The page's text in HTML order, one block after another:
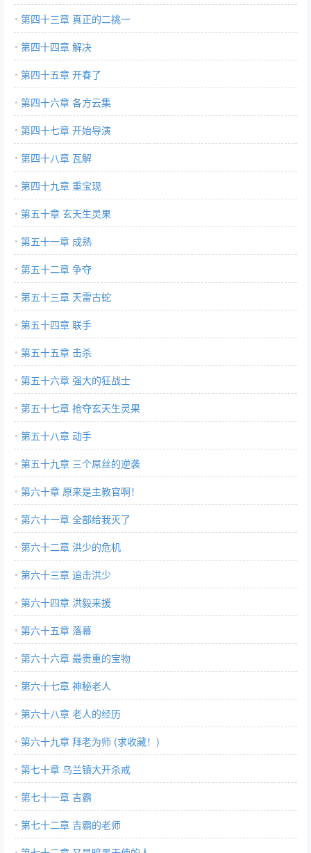
第四十三章 真正的二挑一
第四十四章 解决
第四十五章 开春了
第四十六章 各方云集
第四十七章 开始导演
第四十八章 瓦解
第四十九章 重宝现
第五十章 玄天生灵果
第五十一章 成熟
第五十二章 争夺
第五十三章 天雷古蛇
第五十四章 联手
第五十五章 击杀
第五十六章 强大的狂战士
第五十七章 抢夺玄天生灵果
第五十八章 动手
第五十九章 三个屌丝的逆袭
第六十章 原来是主教官啊！
第六十一章 全部给我灭了
第六十二章 洪少的危机
第六十三章 追击洪少
第六十四章 洪毅来援
第六十五章 落幕
第六十六章 最贵重的宝物
第六十七章 神秘老人
第六十八章 老人的经历
第六十九章 拜老为师 (求收藏！)
第七十章 乌兰镇大开杀戒
第七十一章 吉霸
第七十二章 吉霸的老师